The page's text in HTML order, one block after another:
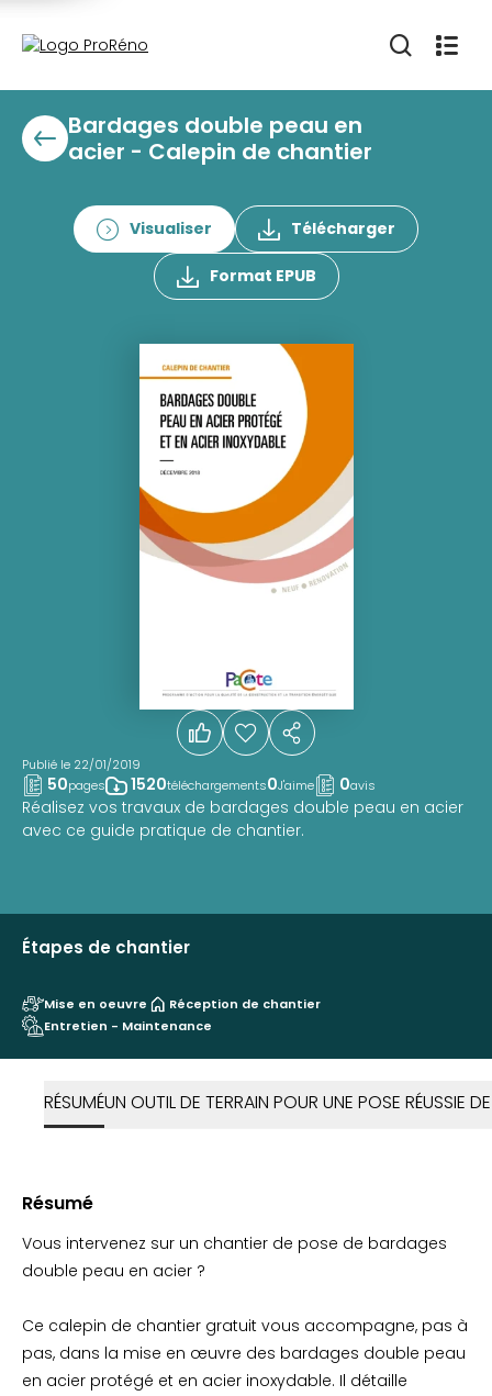
Bardages double peau en
acier - Calepin de chantier
Visualiser Télécharger
Format EPUB
Publié le 22/01/2019
50pages 1520téléchargements0J'aime 0avis
Réalisez vos travaux de bardages double peau en acier
avec ce guide pratique de chantier.
Étapes de chantier
Mise en oeuvre
Réception de chantier
Entretien - Maintenance
RÉSUMÉUN OUTIL DE TERRAIN POUR UNE POSE RÉUSSIE
Résumé
Vous intervenez sur un chantier de pose de bardages
double peau en acier ?
Ce calepin de chantier gratuit vous accompagne, pas à
pas, dans la mise en œuvre des bardages double peau
en acier protégé et en acier inoxydable. Il détaille